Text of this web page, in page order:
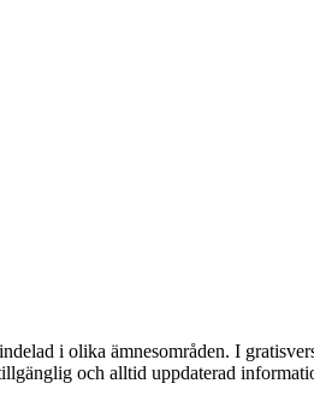
i olika ämnesområden. I
och alltid uppdaterad